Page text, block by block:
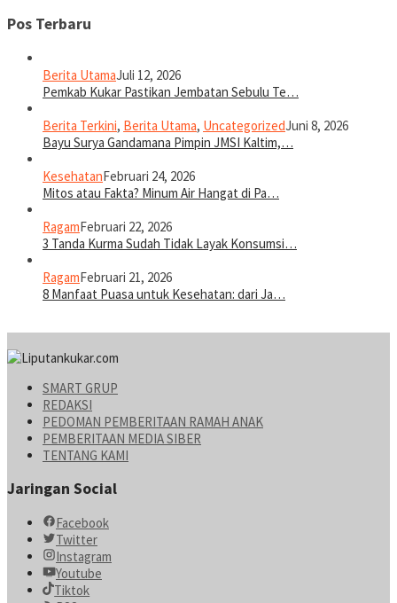
Pos Terbaru
Berita UtamaJuli 12, 2026
Pemkab Kukar Pastikan Jembatan Sebulu Te…
Berita Terkini, Berita Utama, UncategorizedJuni 8, 2026
Bayu Surya Gandamana Pimpin JMSI Kaltim,…
KesehatanFebruari 24, 2026
Mitos atau Fakta? Minum Air Hangat di Pa…
RagamFebruari 22, 2026
3 Tanda Kurma Sudah Tidak Layak Konsumsi…
RagamFebruari 21, 2026
8 Manfaat Puasa untuk Kesehatan: dari Ja…
SMART GRUP
REDAKSI
PEDOMAN PEMBERITAAN RAMAH ANAK
PEMBERITAAN MEDIA SIBER
TENTANG KAMI
Jaringan Social
Facebook
Twitter
Instagram
Youtube
Tiktok